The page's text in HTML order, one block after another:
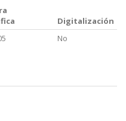
Digitalización
No